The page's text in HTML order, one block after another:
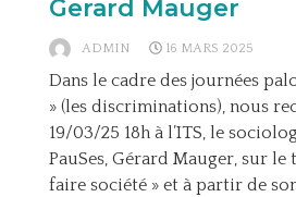
Gerard Mauger
ADMIN 16 MARS 2025
Dans le cadre des journées
» (les discriminations), nous
19/03/25 18h à l’ITS, le
PauSes, Gérard Mauger, sur le
faire société » et à partir de